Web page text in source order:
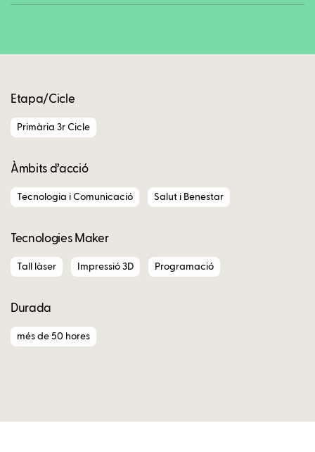
Etapa/Cicle
Primària 3r Cicle
Àmbits d’acció
Tecnologia i Comunicació Salut i Benestar
Tecnologies Maker
Tall làser Impressió 3D Programació
Durada
més de 50 hores